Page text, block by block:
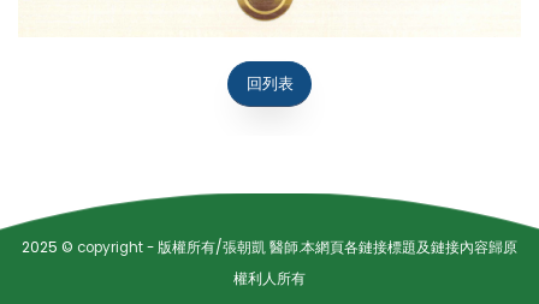
回列表
2025 © copyright- 版權所有/張朝凱 醫師.本網頁各鏈接標題及鏈接內容歸原
權利人所有